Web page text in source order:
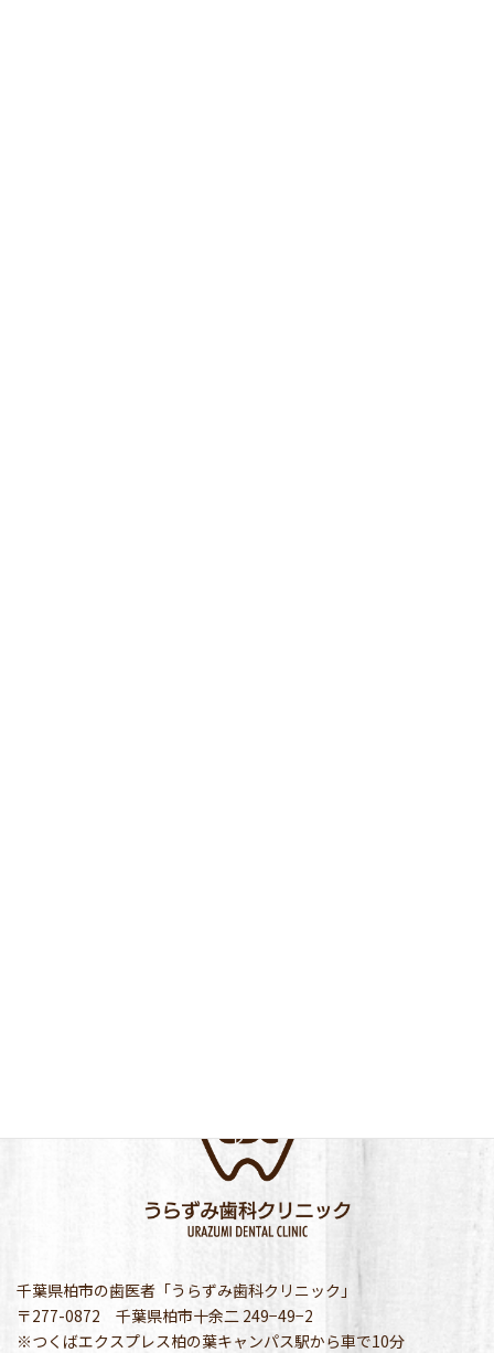
千葉県柏市の歯医者「うらずみ歯科クリニック」
〒277-0872 千葉県柏市十余二 249−49−2
※つくばエクスプレス柏の葉キャンパス駅から車で10分